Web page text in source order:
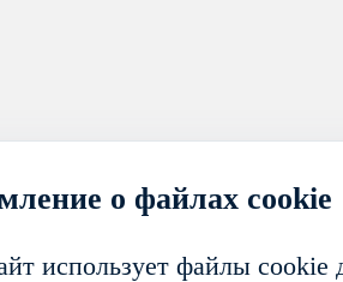
о файлах cookie
использует файлы cookie